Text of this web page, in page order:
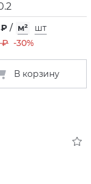
₽ / м²
шт
₽ -30%
В корзину